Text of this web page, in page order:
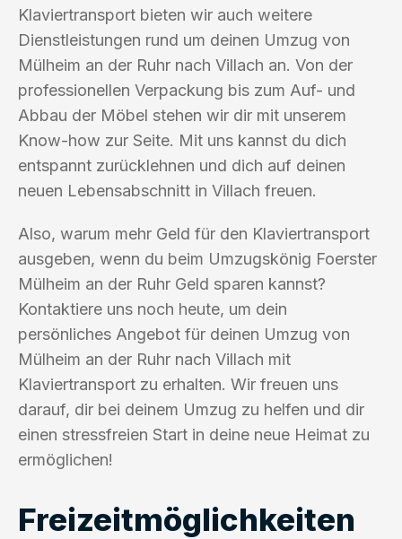
Klaviertransport bieten wir auch weitere
Dienstleistungen rund um deinen Umzug von
Mülheim an der Ruhr nach Villach an. Von der
professionellen Verpackung bis zum Auf- und
Abbau der Möbel stehen wir dir mit unserem
Know-how zur Seite. Mit uns kannst du dich
entspannt zurücklehnen und dich auf deinen
neuen Lebensabschnitt in Villach freuen.
Also, warum mehr Geld für den Klaviertransport
ausgeben, wenn du beim Umzugskönig Foerster
Mülheim an der Ruhr Geld sparen kannst?
Kontaktiere uns noch heute, um dein
persönliches Angebot für deinen Umzug von
Mülheim an der Ruhr nach Villach mit
Klaviertransport zu erhalten. Wir freuen uns
darauf, dir bei deinem Umzug zu helfen und dir
einen stressfreien Start in deine neue Heimat zu
ermöglichen!
Freizeitmöglichkeiten